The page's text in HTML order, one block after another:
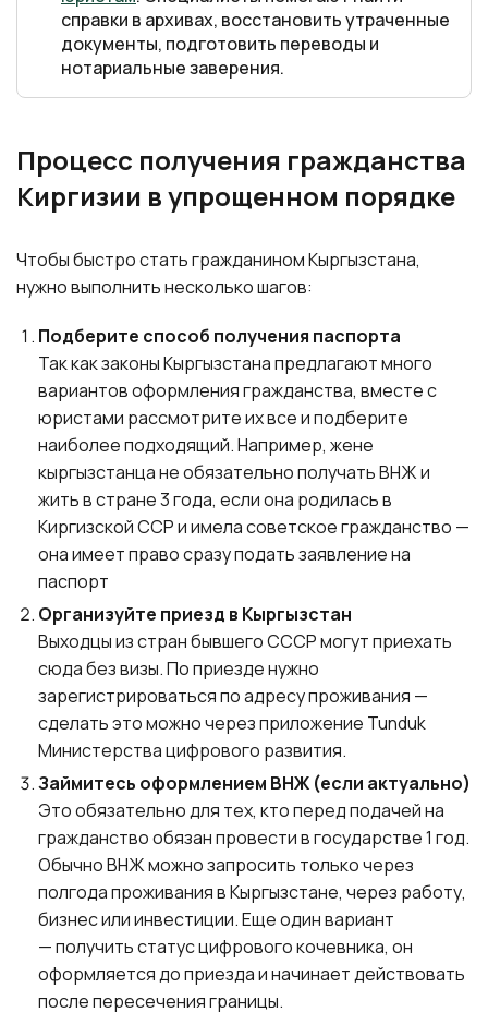
справки в архивах, восстановить утраченные
документы, подготовить переводы и
нотариальные заверения.
Процесс получения гражданства
Киргизии в упрощенном порядке
Чтобы быстро стать гражданином Кыргызстана,
нужно выполнить несколько шагов:
Подберите способ получения паспорта
Так как законы Кыргызстана предлагают много
вариантов оформления гражданства, вместе с
юристами рассмотрите их все и подберите
наиболее подходящий. Например, жене
кыргызстанца не обязательно получать ВНЖ и
жить в стране 3 года, если она родилась в
Киргизской ССР и имела советское гражданство —
она имеет право сразу подать заявление на
паспорт
Организуйте приезд в Кыргызстан
Выходцы из стран бывшего СССР могут приехать
сюда без визы. По приезде нужно
зарегистрироваться по адресу проживания —
сделать это можно через приложение Tunduk
Министерства цифрового развития.
Займитесь оформлением ВНЖ (если актуально)
Это обязательно для тех, кто перед подачей на
гражданство обязан провести в государстве 1 год.
Обычно ВНЖ можно запросить только через
полгода проживания в Кыргызстане, через работу,
бизнес или инвестиции. Еще один вариант
— получить статус цифрового кочевника, он
оформляется до приезда и начинает действовать
после пересечения границы.